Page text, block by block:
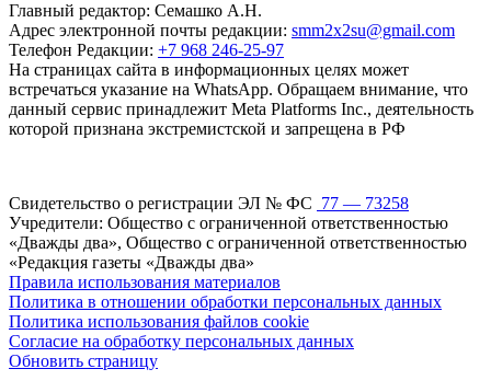
Главный редактор: Семашко А.Н.
Адрес электронной почты редакции: smm2x2su@gmail.com
Телефон Редакции: +7 968 246-25-97
На страницах сайта в информационных целях может
встречаться указание на WhatsApp. Обращаем внимание, что
данный сервис принадлежит Meta Platforms Inc., деятельность
которой признана экстремистской и запрещена в РФ
Свидетельство о регистрации ЭЛ № ФС 77 — 73258
Учредители: Общество с ограниченной ответственностью
«Дважды два», Общество с ограниченной ответственностью
«Редакция газеты «Дважды два»
Правила использования материалов
Политика в отношении обработки персональных данных
Политика использования файлов cookie
Согласие на обработку персональных данных
Обновить страницу